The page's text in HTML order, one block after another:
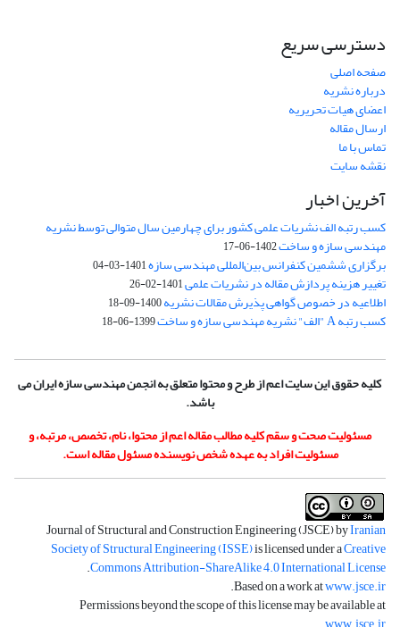
دسترسی سریع
صفحه اصلی
درباره نشریه
اعضای هیات تحریریه
ارسال مقاله
تماس با ما
نقشه سایت
آخرین اخبار
کسب رتبه الف نشریات علمی کشور برای چهارمین سال متوالی توسط نشریه
مهندسی سازه و ساخت1402-06-17
برگزاری ششمین کنفرانس بین‌المللی مهندسی سازه1401-03-04
تغییر هزینه پردازش مقاله در نشریات علمی1401-02-26
اطلاعیه در خصوص گواهی پذیرش مقالات نشریه1400-09-18
کسب رتبه A "الف" نشریه مهندسی سازه و ساخت 1399-06-18
کلیه حقوق این سایت اعم از طرح و محتوا متعلق به انجمن مهندسی سازه ایران می
باشد.
مسئولیت صحت و سقم کلیه مطالب مقاله اعم از محتوا، نام، تخصص، مرتبه، و
مسئولیت افراد به عهده شخص نویسنده مسئول مقاله است.
Journal of Structural and Construction Engineering (JSCE) byIranian
Society of Structural Engineering (ISSE)is licensed under aCreative
Commons Attribution-ShareAlike 4.0 International License
.
Based on a work atwww.jsce.ir
.
Permissions beyond the scope of this license may be available at